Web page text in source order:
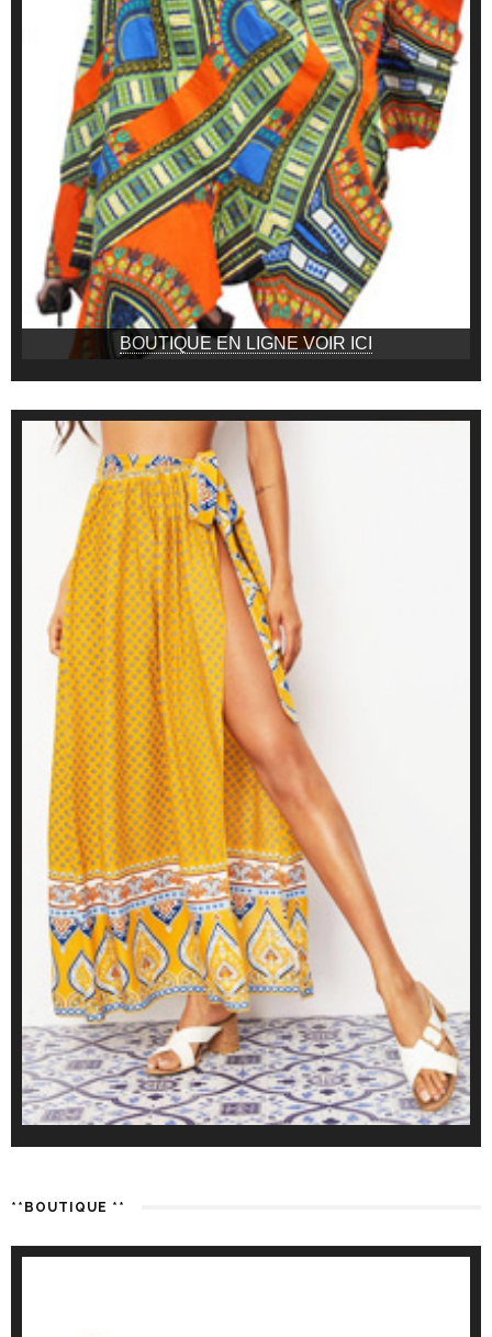
BOUTIQUE EN LIGNE VOIR ICI
**BOUTIQUE **